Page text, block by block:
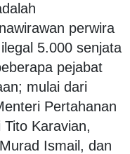
perwira
5.000 senjata
pejabat
mulai dari
Pertahanan
Karavian,
Ismail, dan